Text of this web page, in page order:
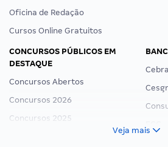
Oficina de Redação
Cursos Online Gratuitos
CONCURSOS PÚBLICOS EM
DESTAQUE
Concursos Abertos
Concursos 2026
Concursos 2025
Veja mais